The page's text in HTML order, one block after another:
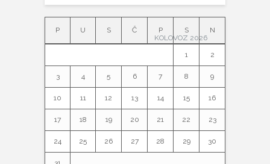
KOLOVOZ 2026
P U S Č P S N
1 2
3 4 5 6 7 8 9
10 11 12 13 14 15 16
17 18 19 20 21 22 23
24 25 26 27 28 29 30